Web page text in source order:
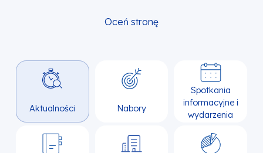
Oceń stronę
Aktualności Nabory
Spotkania
informacyjne i
wydarzenia